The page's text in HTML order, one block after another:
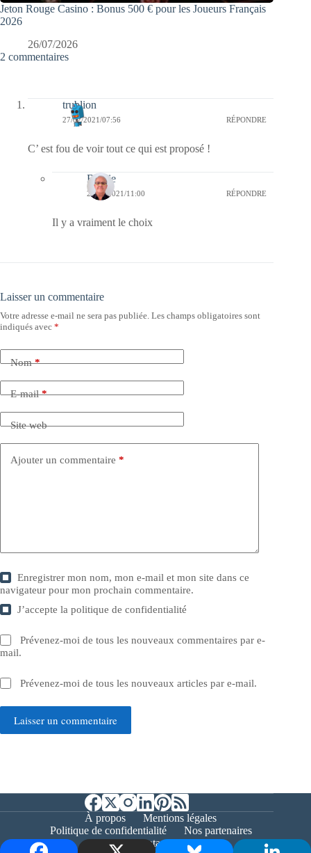
Jeton Rouge Casino : Bonus 500 € pour les Joueurs Français
2026
26/07/2026
2 commentaires
trublion
27/02/2021/07:56 RÉPONDRE
C’ est fou de voir tout ce qui est proposé !
Bernie
27/02/2021/11:00 RÉPONDRE
Il y a vraiment le choix
Laisser un commentaire
Votre adresse e-mail ne sera pas publiée. Les champs obligatoires sont
indiqués avec *
Nom*
E-mail*
Site web
Ajouter un commentaire *
Enregistrer mon nom, mon e-mail et mon site dans ce
navigateur pour mon prochain commentaire.
J’accepte lapolitique de confidentialité
Prévenez-moi de tous les nouveaux commentaires par e-
mail.
Prévenez-moi de tous les nouveaux articles par e-mail.
Laisser un commentaire
À propos
Mentions légales
Politique de confidentialité
Nos partenaires
Contact